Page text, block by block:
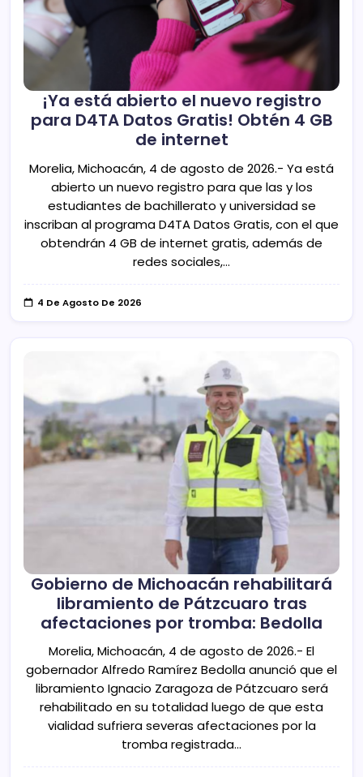
¡Ya está abierto el nuevo registro
para D4TA Datos Gratis! Obtén 4 GB
de internet
Morelia, Michoacán, 4 de agosto de 2026.- Ya está
abierto un nuevo registro para que las y los
estudiantes de bachillerato y universidad se
inscriban al programa D4TA Datos Gratis, con el que
obtendrán 4 GB de internet gratis, además de
redes sociales,…
4 De Agosto De 2026
Gobierno de Michoacán rehabilitará
libramiento de Pátzcuaro tras
afectaciones por tromba: Bedolla
Morelia, Michoacán, 4 de agosto de 2026.- El
gobernador Alfredo Ramírez Bedolla anunció que el
libramiento Ignacio Zaragoza de Pátzcuaro será
rehabilitado en su totalidad luego de que esta
vialidad sufriera severas afectaciones por la
tromba registrada…